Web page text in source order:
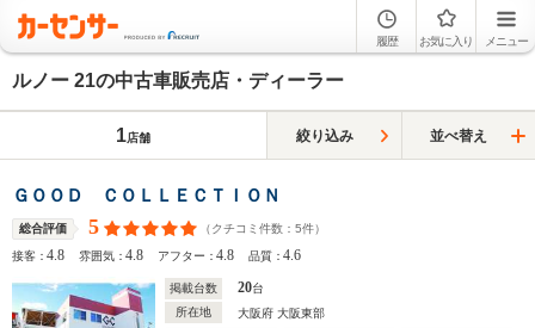
履歴 お気に入り メニュー
ルノー 21の中古車販売店・ディーラー
1店舗 絞り込み 並べ替え
ＧＯＯＤ ＣＯＬＬＥＣＴＩＯＮ
総合評価 5 （クチコミ件数： 5件）
接客：4.8 雰囲気：4.8 アフター：4.8 品質：4.6
掲載台数 20台
所在地
大阪府 大阪東部